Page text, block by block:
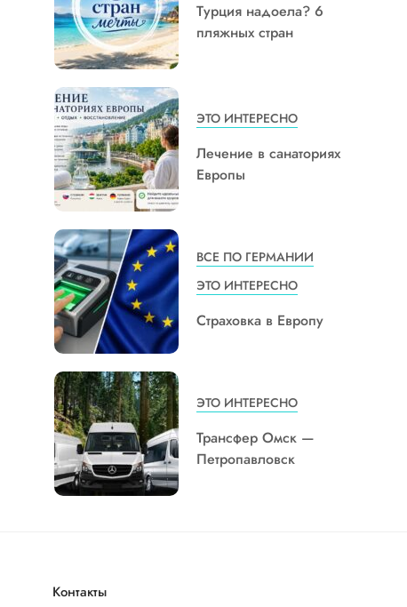
Турция надоела? 6
пляжных стран
ЭТО ИНТЕРЕСНО
Лечение в санаториях
Европы
ВСЕ ПО ГЕРМАНИИ
ЭТО ИНТЕРЕСНО
Страховка в Европу
ЭТО ИНТЕРЕСНО
Трансфер Омск —
Петропавловск
Контакты